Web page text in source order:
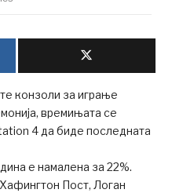
конзоли за играње
времињата се
4 да биде последната
е намалена за 22%.
Пост, Логан